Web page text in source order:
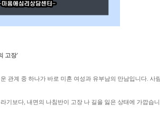
고장'
관계 중 하나가 바로 미혼 여성과 유부남의 만남입니다.
기보다, 내면의 나침반이 고장 나 길을 잃은 상태에 가깝